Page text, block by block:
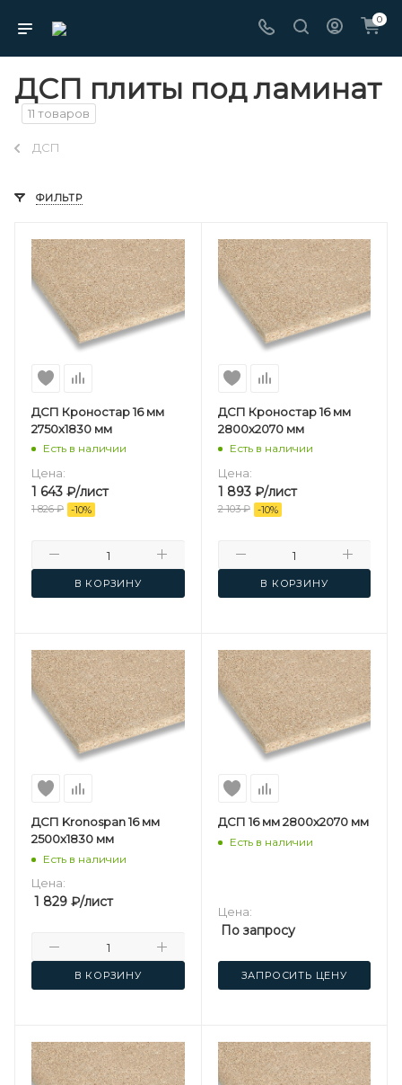
0
ДСП плиты под ламинат
11 товаров
ДСП
ФИЛЬТР
ДСП Кроностар 16 мм
2750х1830 мм
Есть в наличии
Цена:
1 643 ₽/лист
1 826₽ -10%
В КОРЗИНУ
ДСП Кроностар 16 мм
2800х2070 мм
Есть в наличии
Цена:
1 893₽/лист
2 103₽ -10%
В КОРЗИНУ
ДСП Kronospan 16 мм
2500х1830 мм
Есть в наличии
Цена:
1 829 ₽/лист
В КОРЗИНУ
ДСП 16 мм 2800х2070 мм
Есть в наличии
Цена:
По запросу
ЗАПРОСИТЬ ЦЕНУ